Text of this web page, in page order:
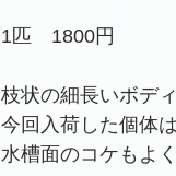
1匹　1800円
枝状の細長いボデ
今回入荷した個体
水槽面のコケもよ